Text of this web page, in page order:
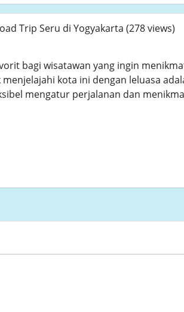
Trip Seru di Yogyakarta (278 views)
bagi wisatawan yang ingin
kota ini dengan leluasa
mengatur perjalanan dan